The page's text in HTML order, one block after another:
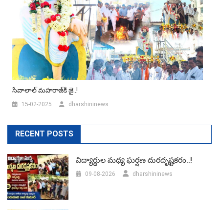
సేవాలాల్ మహరాజ్‌కీ జై..!
15-02-2025 dharshininews
RECENT POSTS
విద్యార్థుల మధ్య ఘర్షణ దురదృష్టకరం..!
09-08-2026 dharshininews